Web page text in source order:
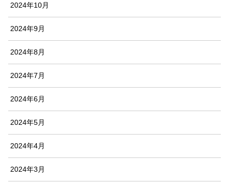
2024年10月
2024年9月
2024年8月
2024年7月
2024年6月
2024年5月
2024年4月
2024年3月